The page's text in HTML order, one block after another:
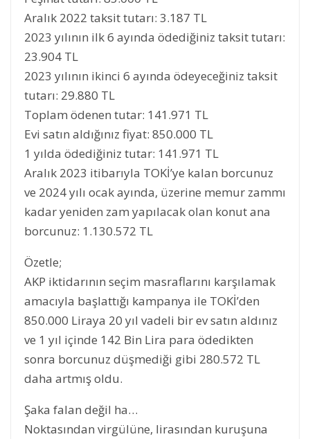
Aralık 2022 taksit tutarı: 3.187 TL
2023 yılının ilk 6 ayında ödediğiniz taksit tutarı:
23.904 TL
2023 yılının ikinci 6 ayında ödeyeceğiniz taksit
tutarı: 29.880 TL
Toplam ödenen tutar: 141.971 TL
Evi satın aldığınız fiyat: 850.000 TL
1 yılda ödediğiniz tutar: 141.971 TL
Aralık 2023 itibarıyla TOKİ’ye kalan borcunuz
ve 2024 yılı ocak ayında, üzerine memur zammı
kadar yeniden zam yapılacak olan konut ana
borcunuz: 1.130.572 TL
Özetle;
AKP iktidarının seçim masraflarını karşılamak
amacıyla başlattığı kampanya ile TOKİ’den
850.000 Liraya 20 yıl vadeli bir ev satın aldınız
ve 1 yıl içinde 142 Bin Lira para ödedikten
sonra borcunuz düşmediği gibi 280.572 TL
daha artmış oldu.
Şaka falan değil ha…
Noktasından virgülüne, lirasından kuruşuna